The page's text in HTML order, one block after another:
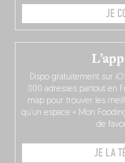
JE
Dispo gratuitement sur
000 adresses partout en
map pour trouver les
qu’un espace « Mon
de
JE LA